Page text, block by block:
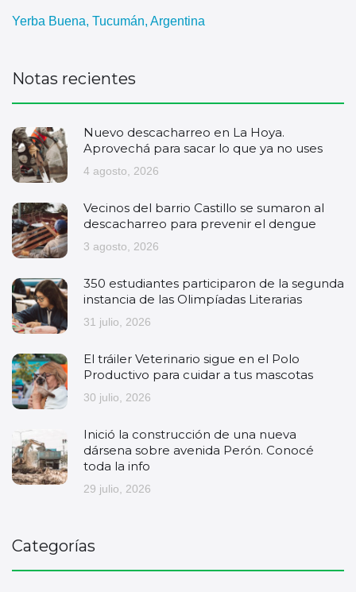
Yerba Buena, Tucumán, Argentina
Notas recientes
Nuevo descacharreo en La Hoya.
Aprovechá para sacar lo que ya no uses
4 agosto, 2026
Vecinos del barrio Castillo se sumaron al
descacharreo para prevenir el dengue
3 agosto, 2026
350 estudiantes participaron de la segunda
instancia de las Olimpíadas Literarias
31 julio, 2026
El tráiler Veterinario sigue en el Polo
Productivo para cuidar a tus mascotas
30 julio, 2026
Inició la construcción de una nueva
dársena sobre avenida Perón. Conocé
toda la info
29 julio, 2026
Categorías